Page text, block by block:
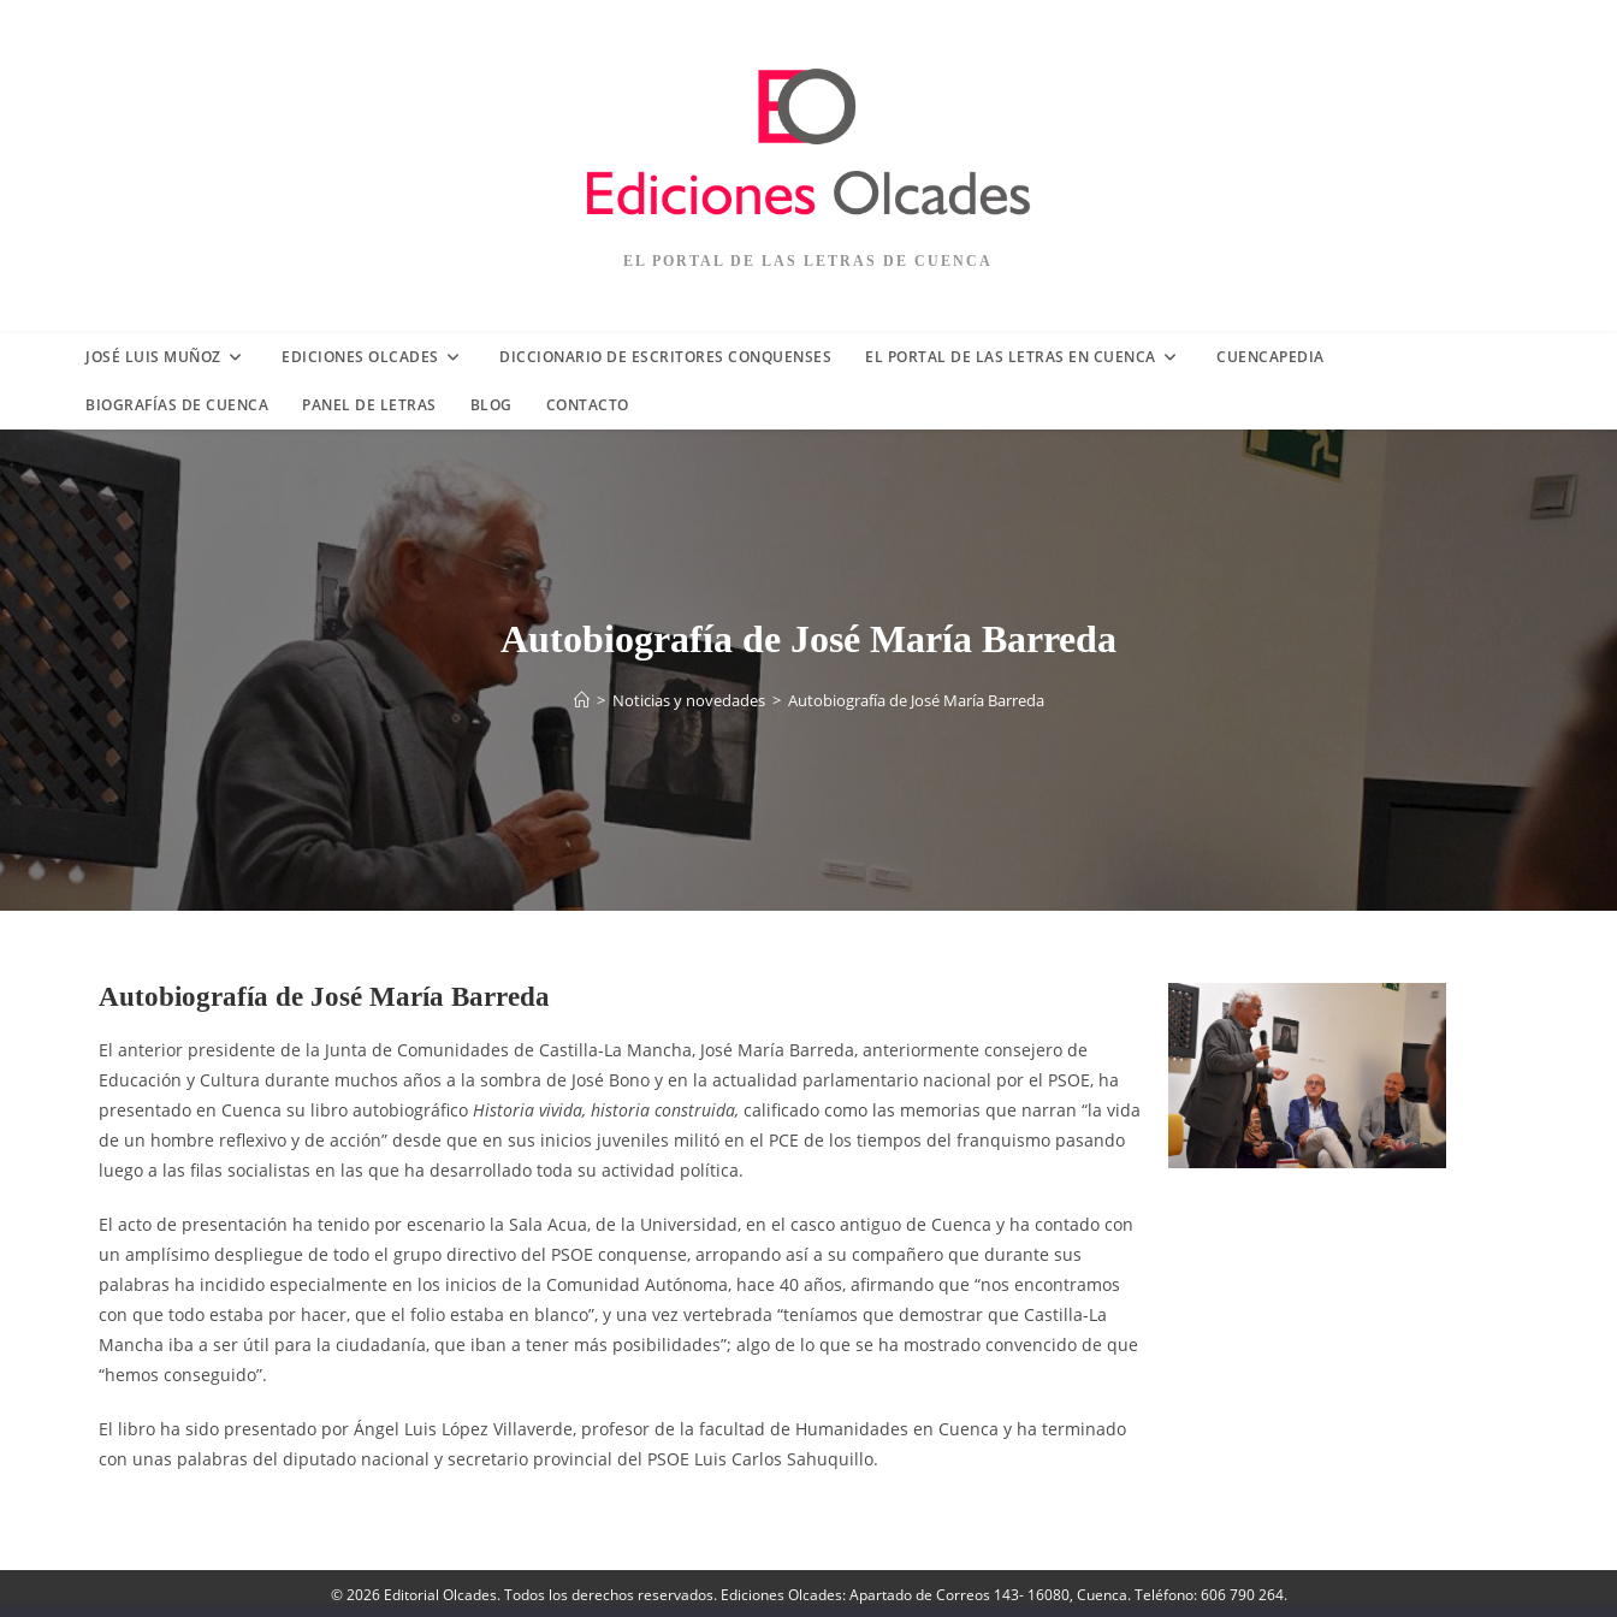
EL PORTAL DE LAS LETRAS DE CUENCA
JOSÉ LUIS MUÑOZ EDICIONES OLCADES DICCIONARIO DE ESCRITORES CONQUENSES EL PORTAL DE LAS LETRAS EN CUENCA CUENCAPEDIA
BIOGRAFÍAS DE CUENCA PANEL DE LETRAS BLOG CONTACTO
Autobiografía de José María Barreda
> Noticias y novedades > Autobiografía de José María Barreda
Autobiografía de José María Barreda
El anterior presidente de la Junta de Comunidades de Castilla-La Mancha, José María Barreda, anteriormente consejero de
Educación y Cultura durante muchos años a la sombra de José Bono y en la actualidad parlamentario nacional por el PSOE, ha
presentado en Cuenca su libro autobiográfico Historia vivida, historia construida, calificado como las memorias que narran “la vida
de un hombre reflexivo y de acción” desde que en sus inicios juveniles militó en el PCE de los tiempos del franquismo pasando
luego a las filas socialistas en las que ha desarrollado toda su actividad política.
El acto de presentación ha tenido por escenario la Sala Acua, de la Universidad, en el casco antiguo de Cuenca y ha contado con
un amplísimo despliegue de todo el grupo directivo del PSOE conquense, arropando así a su compañero que durante sus
palabras ha incidido especialmente en los inicios de la Comunidad Autónoma, hace 40 años, afirmando que “nos encontramos
con que todo estaba por hacer, que el folio estaba en blanco”, y una vez vertebrada “teníamos que demostrar que Castilla-La
Mancha iba a ser útil para la ciudadanía, que iban a tener más posibilidades”; algo de lo que se ha mostrado convencido de que
“hemos conseguido”.
El libro ha sido presentado por Ángel Luis López Villaverde, profesor de la facultad de Humanidades en Cuenca y ha terminado
con unas palabras del diputado nacional y secretario provincial del PSOE Luis Carlos Sahuquillo.
© 2026 Editorial Olcades. Todos los derechos reservados. Ediciones Olcades: Apartado de Correos 143- 16080, Cuenca. Teléfono: 606 790 264.